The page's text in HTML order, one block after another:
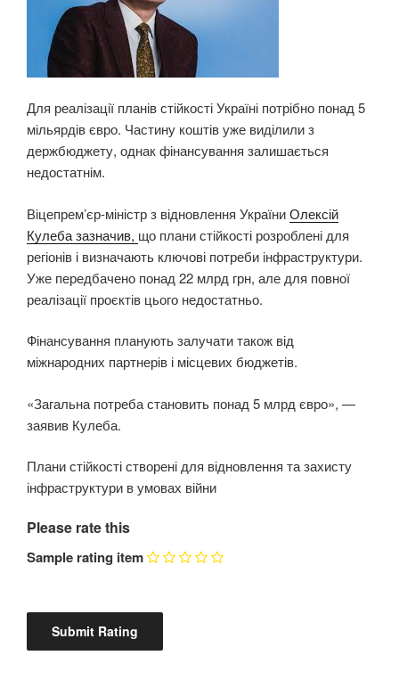
Для реалізації планів стійкості Україні потрібно понад 5
мільярдів євро. Частину коштів уже виділили з
держбюджету, однак фінансування залишається
недостатнім.
Віцепрем’єр-міністр з відновлення УкраїниОлексій
Кулеба зазначив, що плани стійкості розроблені для
регіонів і визначають ключові потреби інфраструктури.
Уже передбачено понад 22 млрд грн, але для повної
реалізації проєктів цього недостатньо.
Фінансування планують залучати також від
міжнародних партнерів і місцевих бюджетів.
«Загальна потреба становить понад 5 млрд євро», —
заявив Кулеба.
Плани стійкості створені для відновлення та захисту
інфраструктури в умовах війни
Please rate this
Sample rating item